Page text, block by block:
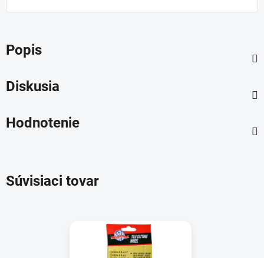
Popis
Diskusia
Hodnotenie
Súvisiaci tovar